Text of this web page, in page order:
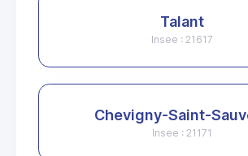
Talant
Insee : 21617
Chevigny-Saint-
Insee : 21171